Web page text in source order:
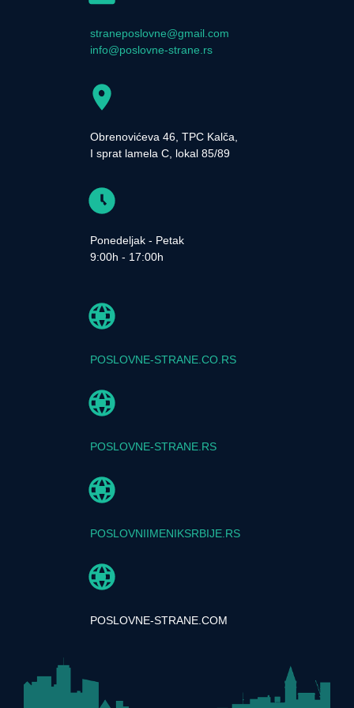
straneposlovne@gmail.com
info@poslovne-strane.rs
Obrenovićeva 46, TPC Kalča,
I sprat lamela C, lokal 85/89
Ponedeljak - Petak
9:00h - 17:00h
POSLOVNE-STRANE.CO.RS
POSLOVNE-STRANE.RS
POSLOVNIIMENIKSRBIJE.RS
POSLOVNE-STRANE.COM